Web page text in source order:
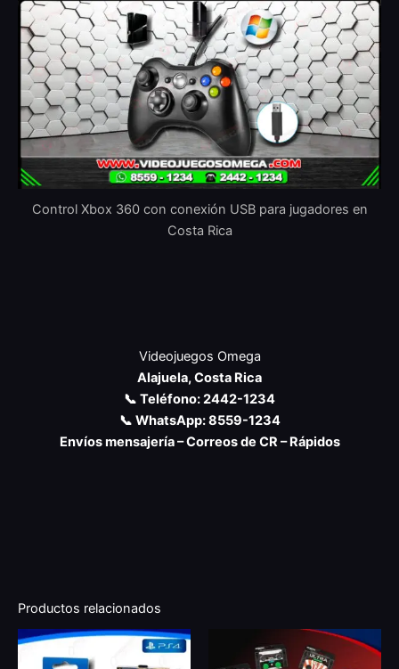
Control Xbox 360 con conexión USB para jugadores en
Costa Rica
Videojuegos Omega
Alajuela, Costa Rica
📞 Teléfono: 2442-1234
📞 WhatsApp: 8559-1234
Envíos mensajería – Correos de CR – Rápidos
Productos relacionados
Rango
de